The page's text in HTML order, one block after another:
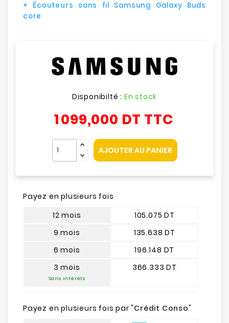
+ Écouteurs sans fil Samsung Galaxy Buds
core
Disponibilté : En stock
1 099,000 DT TTC
AJOUTER AU PANIER
Payez en plusieurs fois
12 mois
9 mois
6 mois
3 mois
Sans intérêts
105.075 DT
135.638 DT
196.148 DT
366.333 DT
Payez en plusieurs fois par "Crédit Conso"